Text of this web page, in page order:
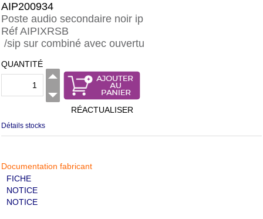
AIP200934
Poste audio secondaire noir ip
Réf AIPIXRSB
/sip sur combiné avec ouvertu
QUANTITÉ
RÉACTUALISER
Détails stocks
Documentation fabricant
FICHE
NOTICE
NOTICE